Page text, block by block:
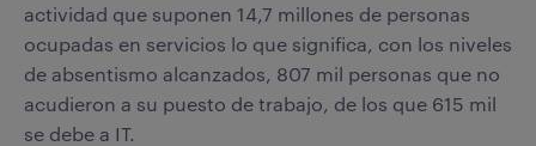
actividad que suponen 14,7 millones de personas
ocupadas en servicios lo que significa, con los niveles
de absentismo alcanzados, 807 mil personas que no
acudieron a su puesto de trabajo, de los que 615 mil
se debe a IT.